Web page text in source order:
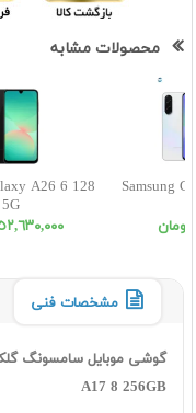
محصولات مشابه
A26 6 128
5G
٥٢,٦٣٠,٠٠٠
Samsung
مشخصات فنی
A17 8 256GB